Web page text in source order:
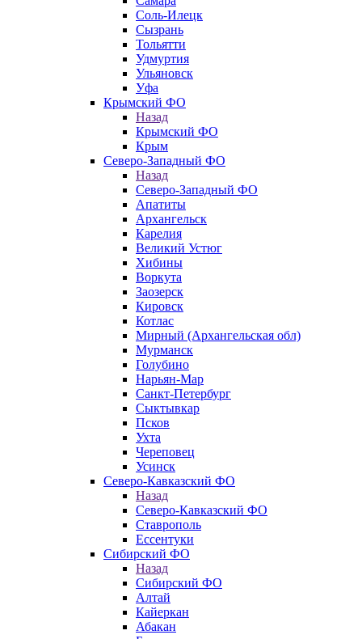
Соль-Илецк
Сызрань
Тольятти
Удмуртия
Ульяновск
Уфа
Крымский ФО
Назад
Крымский ФО
Крым
Северо-Западный ФО
Назад
Северо-Западный ФО
Апатиты
Архангельск
Карелия
Великий Устюг
Хибины
Воркута
Заозерск
Кировск
Котлас
Мирный (Архангельская обл)
Мурманск
Голубино
Нарьян-Мар
Санкт-Петербург
Сыктывкар
Псков
Ухта
Череповец
Усинск
Северо-Кавказский ФО
Назад
Северо-Кавказский ФО
Ставрополь
Ессентуки
Сибирский ФО
Назад
Сибирский ФО
Алтай
Кайеркан
Абакан